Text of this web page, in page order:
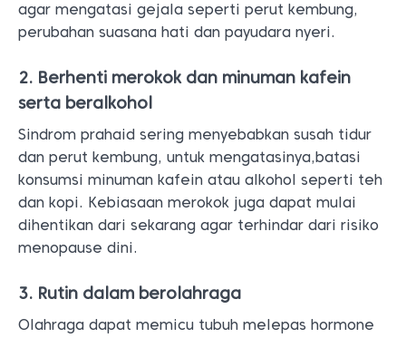
agar mengatasi gejala seperti perut kembung,
perubahan suasana hati dan payudara nyeri.
2. Berhenti merokok dan minuman kafein
serta beralkohol
Sindrom prahaid sering menyebabkan susah tidur
dan perut kembung, untuk mengatasinya,batasi
konsumsi minuman kafein atau alkohol seperti teh
dan kopi. Kebiasaan merokok juga dapat mulai
dihentikan dari sekarang agar terhindar dari risiko
menopause dini.
3. Rutin dalam berolahraga
Olahraga dapat memicu tubuh melepas hormone